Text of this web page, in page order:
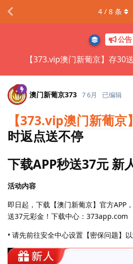
公告
【373.vip澳门新葡京】存30
4 / 8 条
澳门新葡京373 7 6月 已编辑
【373.vip澳门新葡京】
时返点送不停
下载APP秒送37元 新
活动内容
即日起，下载【澳门新葡京】官方APP
送37元彩金！下载中心：373app.com
• 请先前往安全中心设置【密保问题】